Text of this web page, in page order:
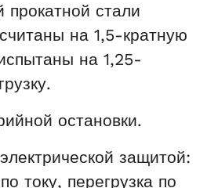
прокатной стали
на 1,5-кратную
на 1,25-
остановки.
защитой:
току, перегрузка по